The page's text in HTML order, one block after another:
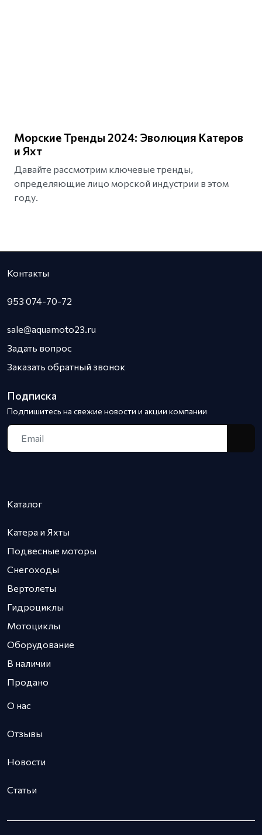
Морские Тренды 2024: Эволюция Катеров
и Яхт
Давайте рассмотрим ключевые тренды,
определяющие лицо морской индустрии в этом
году.
Контакты
953 074-70-72
sale@aquamoto23.ru
Задать вопрос
Заказать обратный звонок
Подписка
Подпишитесь на свежие новости и акции компании
Каталог
Катера и Яхты
Подвесные моторы
Снегоходы
Вертолеты
Гидроциклы
Мотоциклы
Оборудование
В наличии
Продано
О нас
Отзывы
Новости
Статьи